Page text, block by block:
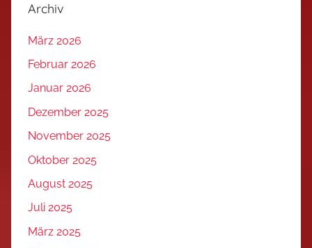
Archiv
März 2026
Februar 2026
Januar 2026
Dezember 2025
November 2025
Oktober 2025
August 2025
Juli 2025
März 2025